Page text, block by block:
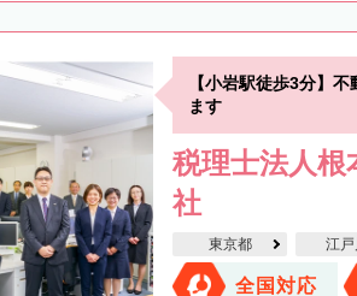
【小岩駅徒歩3分】
ます
税理士法人根
社
東京都 江戸
全国対応